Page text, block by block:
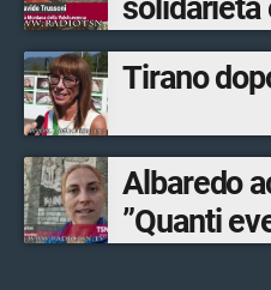
solidarietà
Tirano
Albaredo
”Quanti